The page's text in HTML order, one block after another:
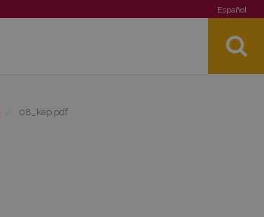
Español
08_kap.pdf